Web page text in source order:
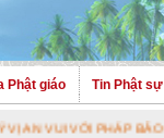
Phật giáo Tin Phật sự
BẢO CAO QUÝ !